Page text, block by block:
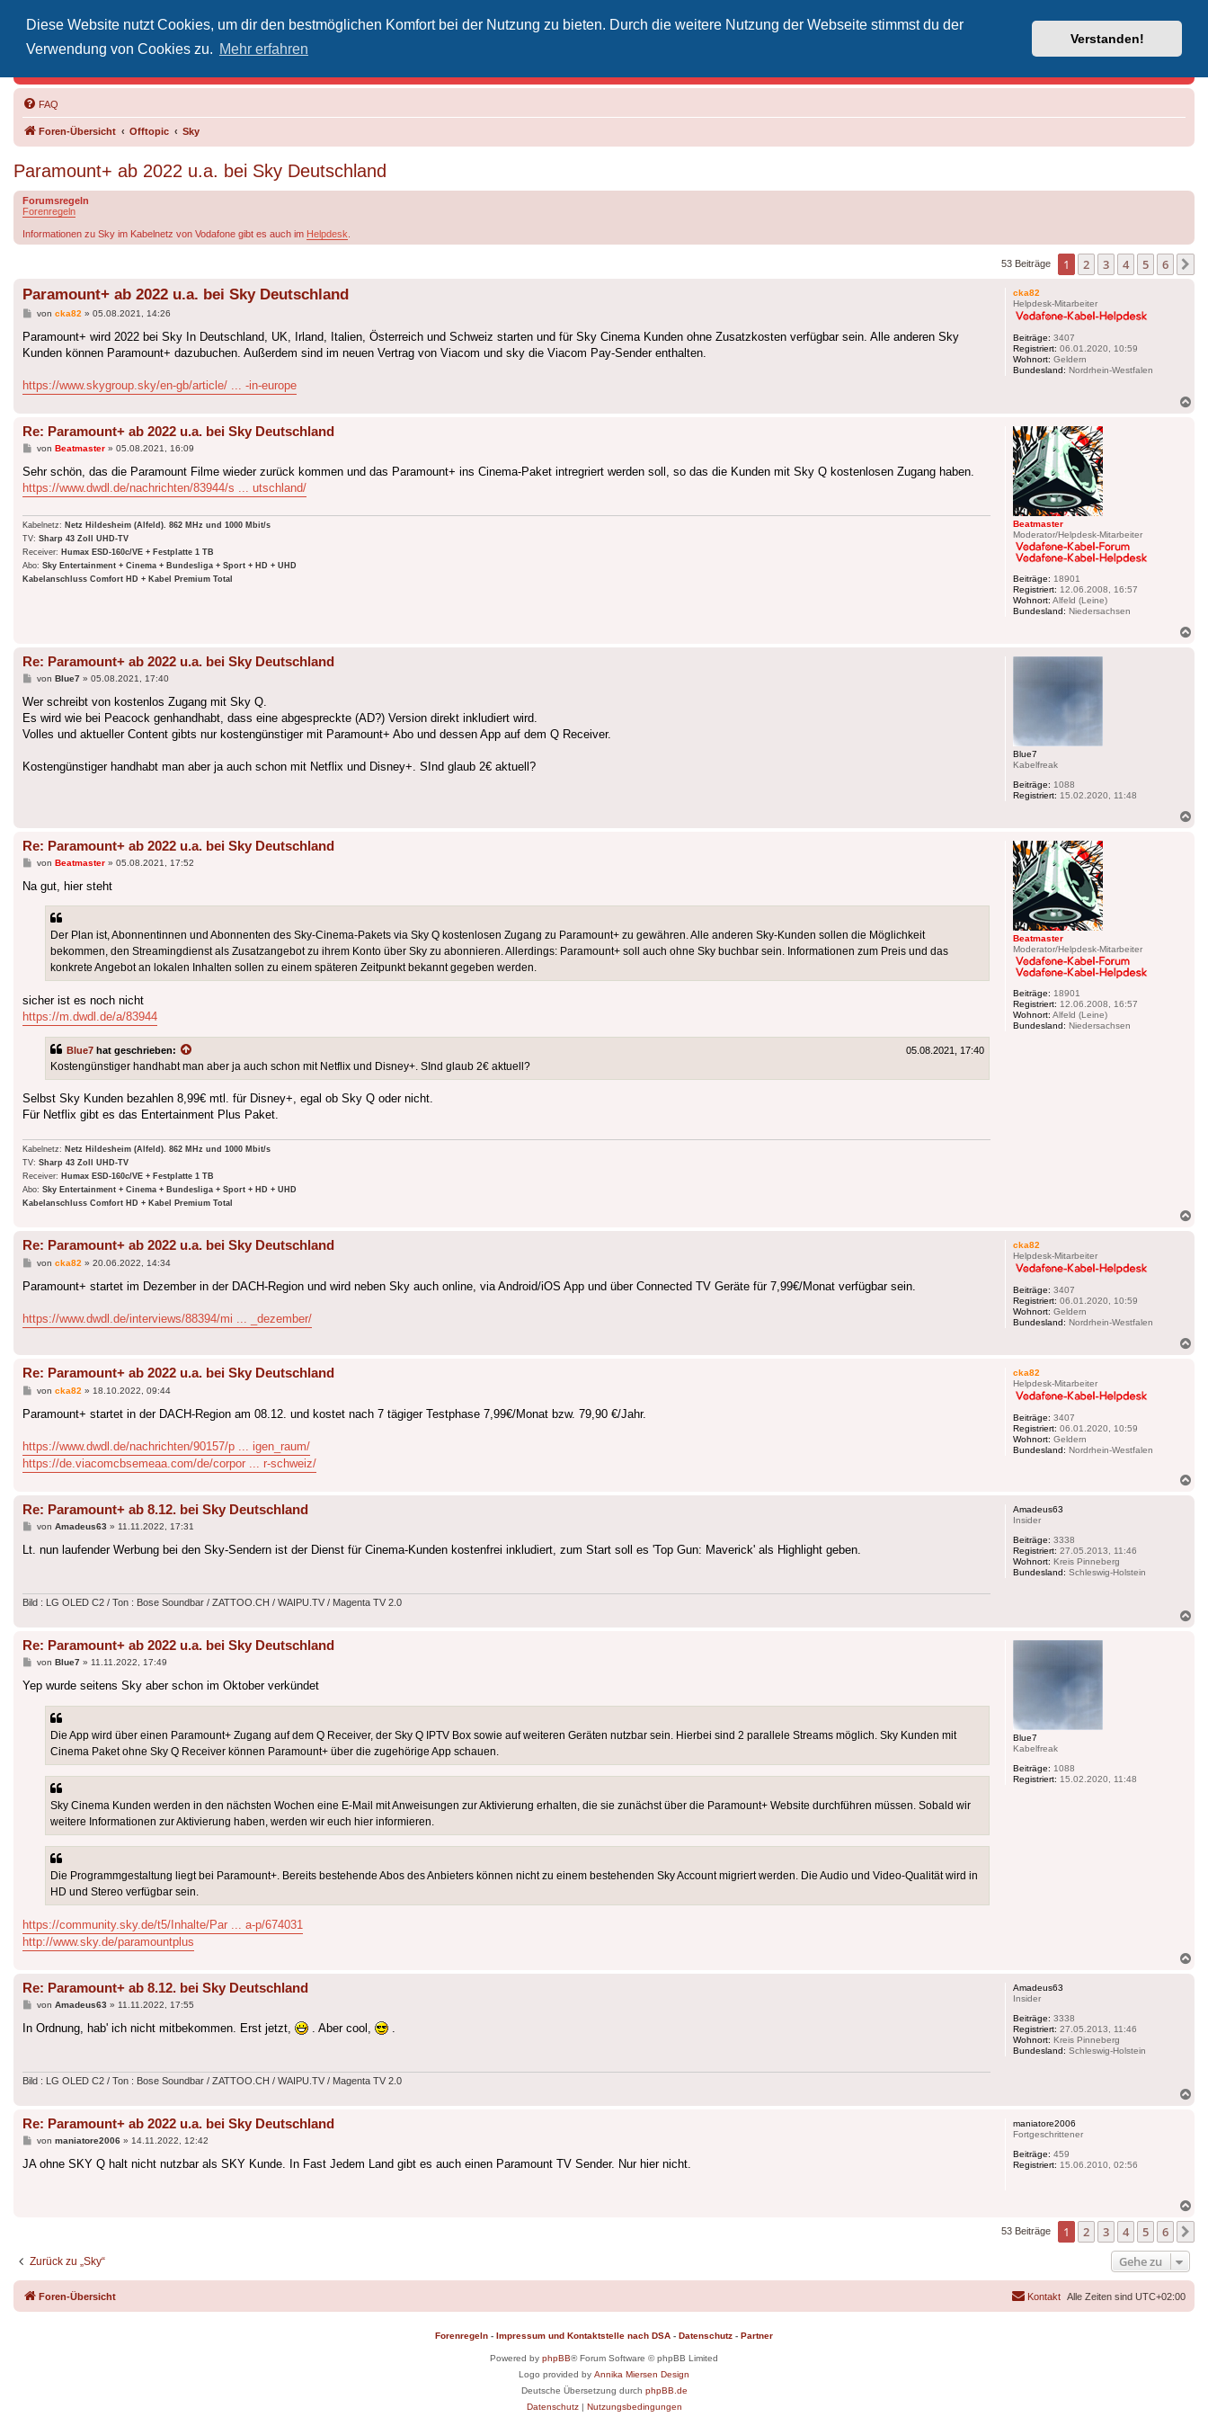
Diese Website nutzt Cookies, um dir den bestmöglichen Komfort bei der Nutzung zu bieten. Durch die weitere Nutzung der Webseite stimmst du der
Verwendung von Cookies zu. Mehr erfahren
Verstanden!
Vodafone-Kabel-Helpdesk
FAQ
Foren-Übersicht Offtopic Sky
Paramount+ ab 2022 u.a. bei Sky Deutschland
Forumsregeln
Forenregeln
Informationen zu Sky im Kabelnetz von Vodafone gibt es auch im Helpdesk
53 Beiträge 1 2 3 4 5 6
cka82
Helpdesk-Mitarbeiter
Beiträge: 3407
Registriert: 06.01.2020, 10:59
Wohnort: Geldern
Bundesland: Nordrhein-Westfalen
Paramount+ ab 2022 u.a. bei Sky Deutschland
Beitrag
von cka82 » 05.08.2021, 14:26
Paramount+ wird 2022 bei Sky In Deutschland, UK, Irland, Italien, Österreich und Schweiz starten und für Sky Cinema Kunden ohne Zusatzkosten verfügbar sein. Alle anderen Sky
Kunden können Paramount+ dazubuchen. Außerdem sind im neuen Vertrag von Viacom und sky die Viacom Pay-Sender enthalten.
https://www.skygroup.sky/en-gb/article/ ... -in-europe
Beatmaster
Moderator/Helpdesk-Mitarbeiter
Beiträge: 18901
Registriert: 12.06.2008, 16:57
Wohnort: Alfeld (Leine)
Bundesland: Niedersachsen
Re: Paramount+ ab 2022 u.a. bei Sky Deutschland
Beitrag
von Beatmaster» 05.08.2021, 16:09
Sehr schön, das die Paramount Filme wieder zurück kommen und das Paramount+ ins Cinema-Paket intregriert werden soll, so das die Kunden mit Sky Q kostenlosen Zugang haben.
https://www.dwdl.de/nachrichten/83944/s ... utschland/
Kabelnetz: Netz Hildesheim (Alfeld). 862 MHz und 1000 Mbit/s
TV: Sharp 43 Zoll UHD-TV
Receiver: Humax ESD-160c/VE + Festplatte 1 TB
Abo: Sky Entertainment + Cinema + Bundesliga + Sport + HD + UHD
Kabelanschluss Comfort HD + Kabel Premium Total
Blue7
Kabelfreak
Beiträge: 1088
Registriert: 15.02.2020, 11:48
Re: Paramount+ ab 2022 u.a. bei Sky Deutschland
Beitrag
von Blue7» 05.08.2021, 17:40
Wer schreibt von kostenlos Zugang mit Sky Q.
Es wird wie bei Peacock genhandhabt, dass eine abgespreckte (AD?) Version direkt inkludiert wird.
Volles und aktueller Content gibts nur kostengünstiger mit Paramount+ Abo und dessen App auf dem Q Receiver.
Kostengünstiger handhabt man aber ja auch schon mit Netflix und Disney+. SInd glaub 2€ aktuell?
Beatmaster
Moderator/Helpdesk-Mitarbeiter
Beiträge: 18901
Registriert: 12.06.2008, 16:57
Wohnort: Alfeld (Leine)
Bundesland: Niedersachsen
Re: Paramount+ ab 2022 u.a. bei Sky Deutschland
Beitrag
von Beatmaster» 05.08.2021, 17:52
Na gut, hier steht
Der Plan ist, Abonnentinnen und Abonnenten des Sky-Cinema-Pakets via Sky Q kostenlosen Zugang zu Paramount+ zu gewähren. Alle anderen Sky-Kunden sollen die Möglichkeit
bekommen, den Streamingdienst als Zusatzangebot zu ihrem Konto über Sky zu abonnieren. Allerdings: Paramount+ soll auch ohne Sky buchbar sein. Informationen zum Preis und das
konkrete Angebot an lokalen Inhalten sollen zu einem späteren Zeitpunkt bekannt gegeben werden.
sicher ist es noch nicht
https://m.dwdl.de/a/83944
Blue7 hat geschrieben: 05.08.2021, 17:40
Kostengünstiger handhabt man aber ja auch schon mit Netflix und Disney+. SInd glaub 2€ aktuell?
Selbst Sky Kunden bezahlen 8,99€ mtl. für Disney+, egal ob Sky Q oder nicht.
Für Netflix gibt es das Entertainment Plus Paket.
Kabelnetz: Netz Hildesheim (Alfeld). 862 MHz und 1000 Mbit/s
TV: Sharp 43 Zoll UHD-TV
Receiver: Humax ESD-160c/VE + Festplatte 1 TB
Abo: Sky Entertainment + Cinema + Bundesliga + Sport + HD + UHD
Kabelanschluss Comfort HD + Kabel Premium Total
cka82
Helpdesk-Mitarbeiter
Beiträge: 3407
Registriert: 06.01.2020, 10:59
Wohnort: Geldern
Bundesland: Nordrhein-Westfalen
Re: Paramount+ ab 2022 u.a. bei Sky Deutschland
Beitrag
von cka82 » 20.06.2022, 14:34
Paramount+ startet im Dezember in der DACH-Region und wird neben Sky auch online, via Android/iOS App und über Connected TV Geräte für 7,99€/Monat verfügbar sein.
https://www.dwdl.de/interviews/88394/mi ... _dezember/
cka82
Helpdesk-Mitarbeiter
Beiträge: 3407
Registriert: 06.01.2020, 10:59
Wohnort: Geldern
Bundesland: Nordrhein-Westfalen
Re: Paramount+ ab 2022 u.a. bei Sky Deutschland
Beitrag
von cka82 » 18.10.2022, 09:44
Paramount+ startet in der DACH-Region am 08.12. und kostet nach 7 tägiger Testphase 7,99€/Monat bzw. 79,90 €/Jahr.
https://www.dwdl.de/nachrichten/90157/p ... igen_raum/
https://de.viacomcbsemeaa.com/de/corpor ... r-schweiz/
Amadeus63
Insider
Beiträge: 3338
Registriert: 27.05.2013, 11:46
Wohnort: Kreis Pinneberg
Bundesland: Schleswig-Holstein
Re: Paramount+ ab 8.12. bei Sky Deutschland
Beitrag
von Amadeus63 » 11.11.2022, 17:31
Lt. nun laufender Werbung bei den Sky-Sendern ist der Dienst für Cinema-Kunden kostenfrei inkludiert, zum Start soll es 'Top Gun: Maverick' als Highlight geben.
Bild : LG OLED C2 / Ton : Bose Soundbar / ZATTOO.CH / WAIPU.TV / Magenta TV 2.0
Blue7
Kabelfreak
Beiträge: 1088
Registriert: 15.02.2020, 11:48
Re: Paramount+ ab 2022 u.a. bei Sky Deutschland
Beitrag
von Blue7» 11.11.2022, 17:49
Yep wurde seitens Sky aber schon im Oktober verkündet
Die App wird über einen Paramount+ Zugang auf dem Q Receiver, der Sky Q IPTV Box sowie auf weiteren Geräten nutzbar sein. Hierbei sind 2 parallele Streams möglich. Sky Kunden mit
Cinema Paket ohne Sky Q Receiver können Paramount+ über die zugehörige App schauen.
Sky Cinema Kunden werden in den nächsten Wochen eine E-Mail mit Anweisungen zur Aktivierung erhalten, die sie zunächst über die Paramount+ Website durchführen müssen. Sobald wir
weitere Informationen zur Aktivierung haben, werden wir euch hier informieren.
Die Programmgestaltung liegt bei Paramount+. Bereits bestehende Abos des Anbieters können nicht zu einem bestehenden Sky Account migriert werden. Die Audio und Video-Qualität wird in
HD und Stereo verfügbar sein.
https://community.sky.de/t5/Inhalte/Par ... a-p/674031
http://www.sky.de/paramountplus
Amadeus63
Insider
Beiträge: 3338
Registriert: 27.05.2013, 11:46
Wohnort: Kreis Pinneberg
Bundesland: Schleswig-Holstein
Re: Paramount+ ab 8.12. bei Sky Deutschland
Beitrag
von Amadeus63 » 11.11.2022, 17:55
In Ordnung, hab' ich nicht mitbekommen. Erst jetzt, . Aber cool, .
Bild : LG OLED C2 / Ton : Bose Soundbar / ZATTOO.CH / WAIPU.TV / Magenta TV 2.0
maniatore2006
Fortgeschrittener
Beiträge: 459
Registriert: 15.06.2010, 02:56
Re: Paramount+ ab 2022 u.a. bei Sky Deutschland
Beitrag
von maniatore2006» 14.11.2022, 12:42
JA ohne SKY Q halt nicht nutzbar als SKY Kunde. In Fast Jedem Land gibt es auch einen Paramount TV Sender. Nur hier nicht.
53 Beiträge 1 2 3 4 5 6
Zurück zu „Sky“ Gehe zu
Foren-Übersicht Alle Zeiten sind UTC+02:00
Kontakt
Forenregeln - Impressum und Kontaktstelle nach DSA - Datenschutz - Partner
Powered by phpBB® Forum Software © phpBB Limited
Logo provided by Annika Miersen Design
Deutsche Übersetzung durch phpBB.de
Datenschutz| Nutzungsbedingungen